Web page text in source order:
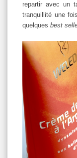
repartir avec un
tranquillité une
quelques best